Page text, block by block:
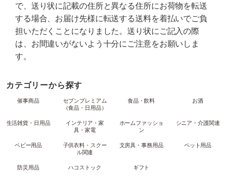
で、送り状に記載の住所と異なる住所にお荷物を転送
する場合、お届け先様に転送する送料を着払いでご負
担いただくことになりました。送り状にご記入の際
は、お間違いがないよう十分にご注意をお願いしま
す。
カテゴリーから探す
催事商品
セブンプレミアム
（食品・日用品）
食品・飲料 お酒
生活雑貨・日用品
インテリア・家
具・家電
ホームファッショ
ン
シニア・介護関連
ベビー用品
子供衣料・スクー
ル関連
文房具・事務用品 ペット用品
防災用品 ハコストック ギフト